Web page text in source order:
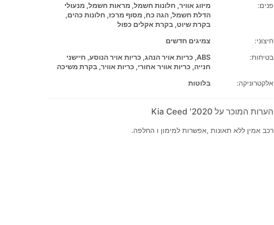
פנים:
מיזוג אוויר, חלונות חשמל, מראות חשמל, מנעולי
הדלת חשמל, הגה כח, מסוף מרכז, חלונות כהים,
בקרת שיוט, בקרת אקלים כפול
חיצוני:
צמיגים חדשים
בטיחות:
ABS, כריות אויר הנהג, כריות אויר הנוסע, חיישני
חנייה, כריות אוויר אחורי, כריות אוויר, בקרת משיכה
אלקטרוניקה:
בלוטות
הערות המוכר על 2020' Kia Ceed
רכב אמין ללא תאונות ,אפשרות למימון ו החלפה.